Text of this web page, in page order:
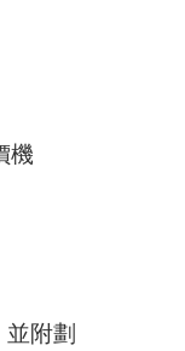
機
附劃